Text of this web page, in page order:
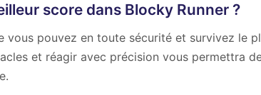
score dans Blocky Runner ?
vous pouvez en toute sécurité et survivez le
et réagir avec précision vous permettra